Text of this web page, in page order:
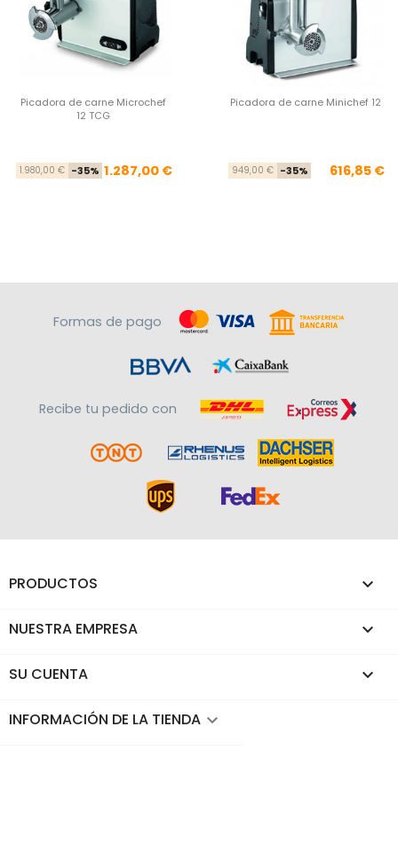
Picadora de carne Microchef
12 TCG
Precio base
1.980,00 € -35% Precio
1.287,00 €
Picadora de carne Minichef 12
949,00 € -35% 616,85 €
Formas de pago
Recibe tu pedido con
PRODUCTOS 
NUESTRA EMPRESA 
SU CUENTA 
INFORMACIÓN DE LA TIENDA keyboard_arrow_down